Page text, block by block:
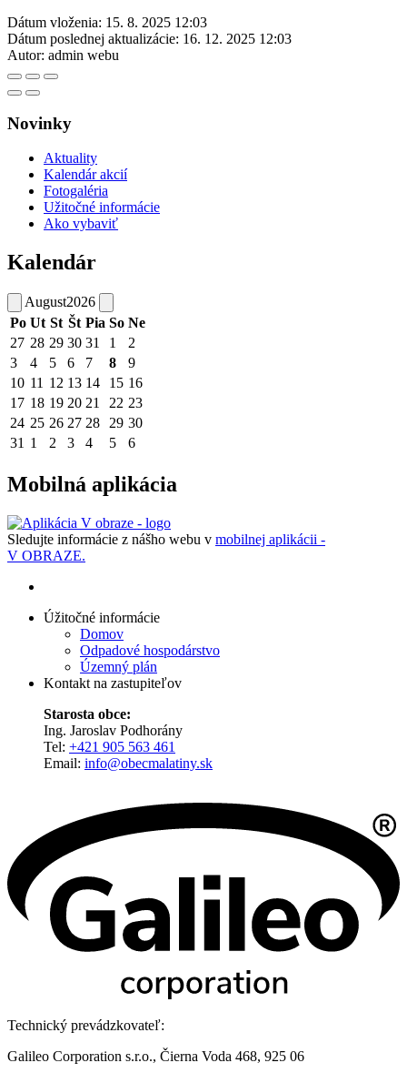
Dátum vloženia: 15. 8. 2025 12:03
Dátum poslednej aktualizácie: 16. 12. 2025 12:03
Autor: admin webu
Novinky
Aktuality
Kalendár akcií
Fotogaléria
Užitočné informácie
Ako vybaviť
Kalendár
August2026
Po Ut St Št Pia So Ne
27 28 29 30 31 1
2
3
4 5 6 7 8
9
10 11 12 13 14 15 16
17 18 19 20 21 22 23
24 25 26 27 28 29 30
31 1 2 3 4 5 6
Mobilná aplikácia
Sledujte informácie z nášho webu v mobilnej aplikácii -
V OBRAZE.
Úžitočné informácie
Domov
Odpadové hospodárstvo
Územný plán
Kontakt na zastupiteľov
Starosta obce:
Ing. Jaroslav Podhorány
Tel: +421 905 563 461
Email: info@obecmalatiny.sk
Technický prevádzkovateľ:
Galileo Corporation s.r.o., Čierna Voda 468, 925 06